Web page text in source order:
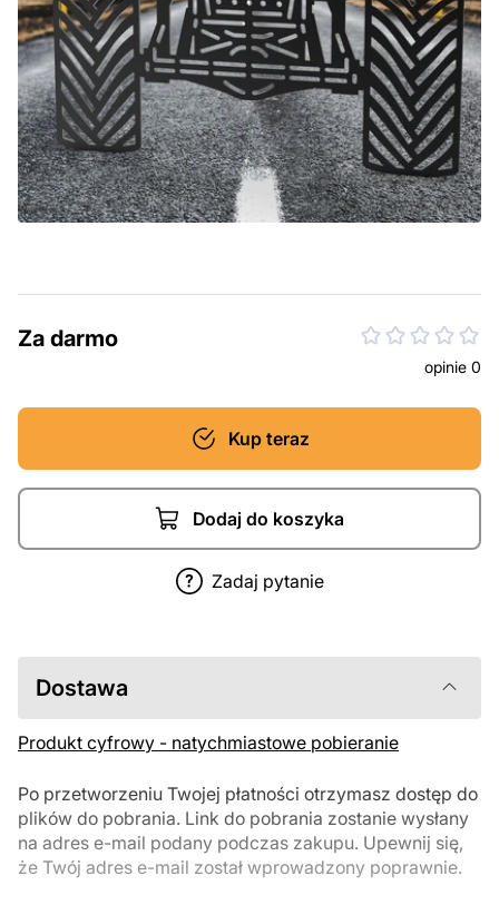
Za darmo
opinie 0
Kup teraz
Dodaj do koszyka
Zadaj pytanie
Dostawa
Produkt cyfrowy - natychmiastowe pobieranie
Po przetworzeniu Twojej płatności otrzymasz dostęp do
plików do pobrania. Link do pobrania zostanie wysłany
na adres e-mail podany podczas zakupu. Upewnij się,
że Twój adres e-mail został wprowadzony poprawnie.